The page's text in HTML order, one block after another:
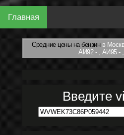
Главная
Средние цены на бензинв
АИ92 - , АИ95 -
Введите